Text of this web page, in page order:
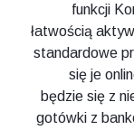
funkcji
łatwością
standardowe
się je
będzie się z
gotówki z